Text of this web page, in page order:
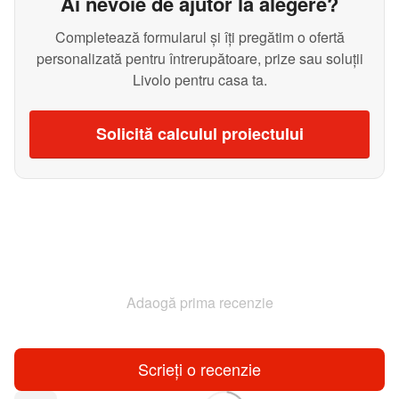
Completează formularul și îți pregătim o ofertă
personalizată pentru întrerupătoare, prize sau soluții
Livolo pentru casa ta.
Solicită calculul proiectului
Adaogă prima recenzie
Scrieți o recenzie